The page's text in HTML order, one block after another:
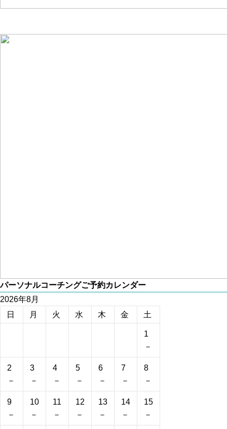
パーソナルコーチングご予約カレンダー
2026年8月
日
月 火 水 木 金 土
1
－
2
－
3
－
4
－
5
－
6
－
7
－
8
－
9
－
10
－
11
－
12
－
13
－
14
－
15
－